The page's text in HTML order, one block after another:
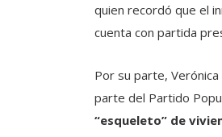
quien recordó que el
cuenta con partida
Por su parte,
parte del Partido
“esqueleto” de